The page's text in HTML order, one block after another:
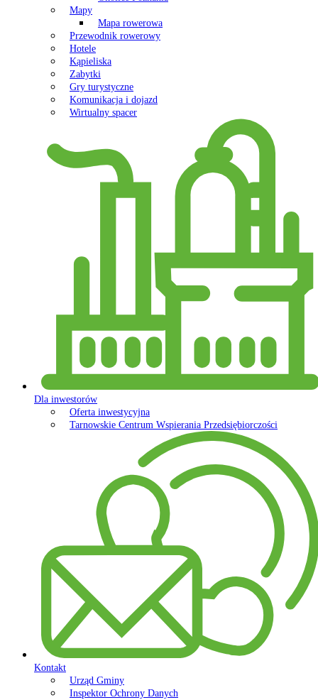
Mapy
Mapa rowerowa
Przewodnik rowerowy
Hotele
Kąpieliska
Zabytki
Gry turystyczne
Komunikacja i dojazd
Wirtualny spacer
Dla inwestorów
Oferta inwestycyjna
Tarnowskie Centrum Wspierania Przedsiębiorczości
Kontakt
Urząd Gminy
Inspektor Ochrony Danych